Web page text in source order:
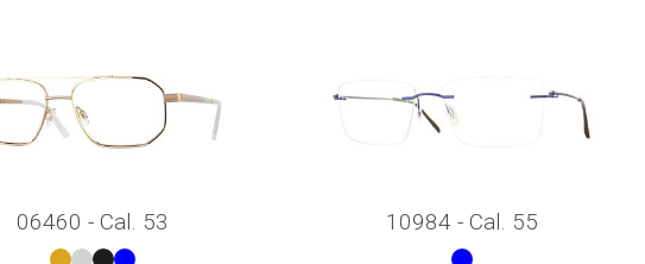
06460 - Cal. 53 10984 - Cal. 55